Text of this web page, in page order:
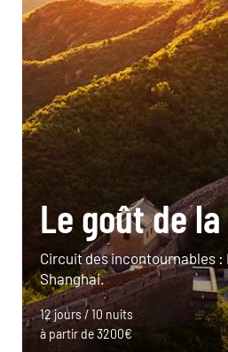
Le goût de
Circuit des incontournables :
Shanghai.
12 jours / 10 nuits
à partir de 3200€